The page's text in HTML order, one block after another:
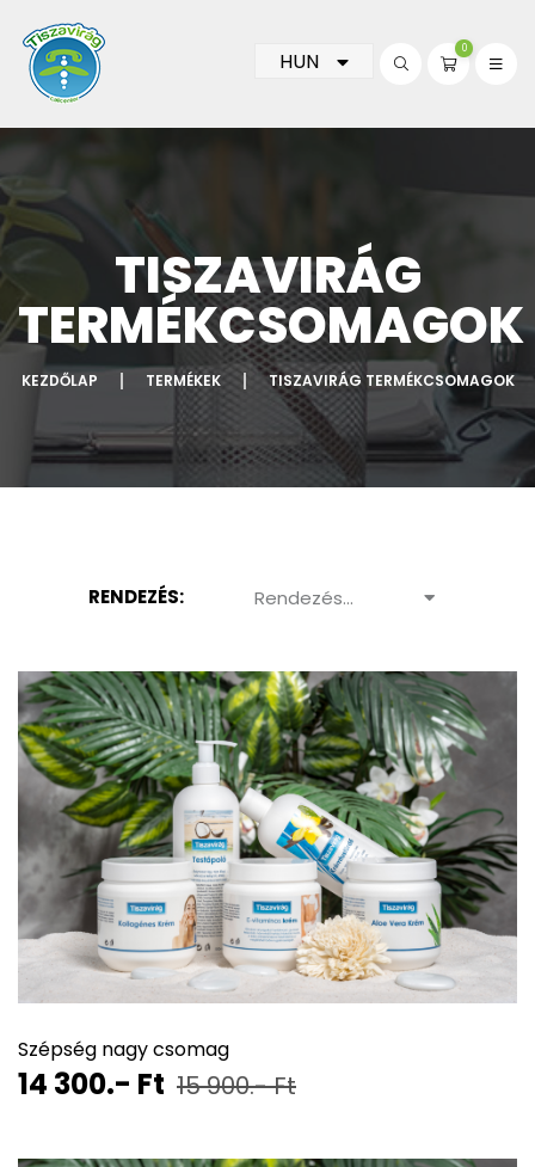
HUN 0
TISZAVIRÁG
TERMÉKCSOMAGOK
KEZDŐLAP TERMÉKEK TISZAVIRÁG TERMÉKCSOMAGOK
RENDEZÉS: Rendezés...
Szépség nagy csomag
14 300.- Ft 15 900.- Ft